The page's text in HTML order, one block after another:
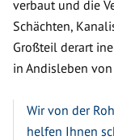
verbaut und die
Schächten,
Großteil derart
in Andisleben
Wir von der
helfen Ihnen